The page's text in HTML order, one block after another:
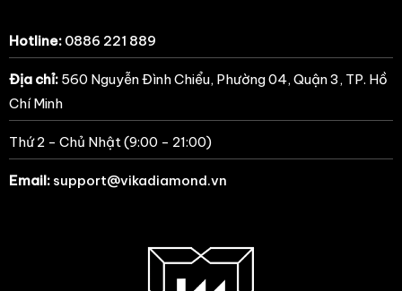
Hotline: 0886 221 889
Địa chỉ: 560 Nguyễn Đình Chiểu, Phường 04, Quận 3, TP. Hồ
Chí Minh
Thứ 2 - Chủ Nhật (9:00 - 21:00)
Email: support@vikadiamond.vn